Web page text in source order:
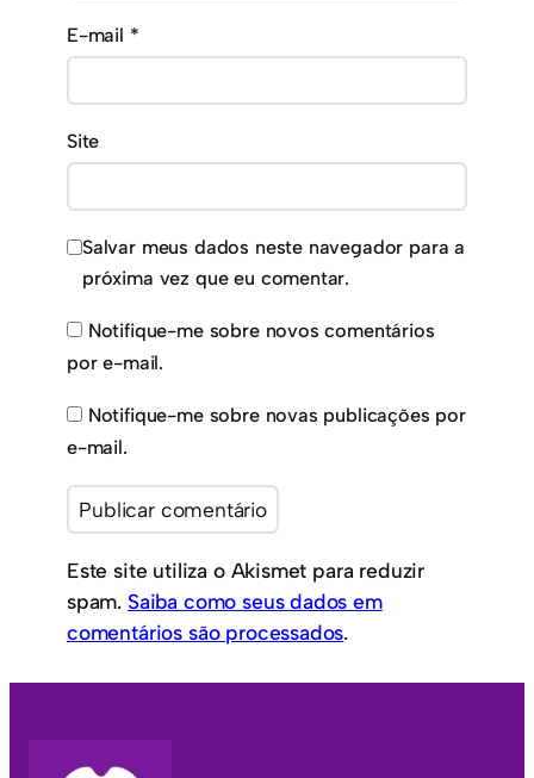
E-mail *
Site
Salvar meus dados neste navegador para a
próxima vez que eu comentar.
Notifique-me sobre novos comentários
por e-mail.
Notifique-me sobre novas publicações por
e-mail.
Este site utiliza o Akismet para reduzir
spam. Saiba como seus dados em
comentários são processados.